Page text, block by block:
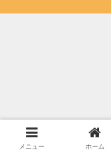
メニュー ホーム